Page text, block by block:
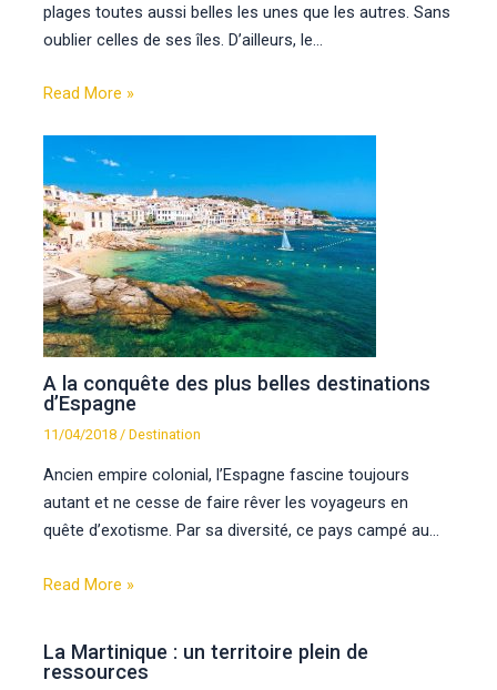
plages toutes aussi belles les unes que les autres. Sans
oublier celles de ses îles. D’ailleurs, le…
Read More »
A la conquête des plus belles destinations
d’Espagne
11/04/2018 /Destination
Ancien empire colonial, l’Espagne fascine toujours
autant et ne cesse de faire rêver les voyageurs en
quête d’exotisme. Par sa diversité, ce pays campé au…
Read More »
La Martinique : un territoire plein de
ressources